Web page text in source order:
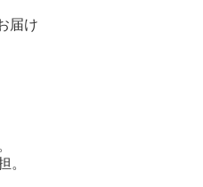
届け
。